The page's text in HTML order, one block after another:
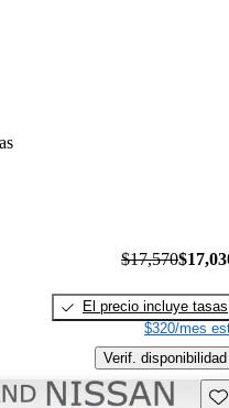
$17,570
El precio incluye tasas
$320/mes
Verif. disponibilidad